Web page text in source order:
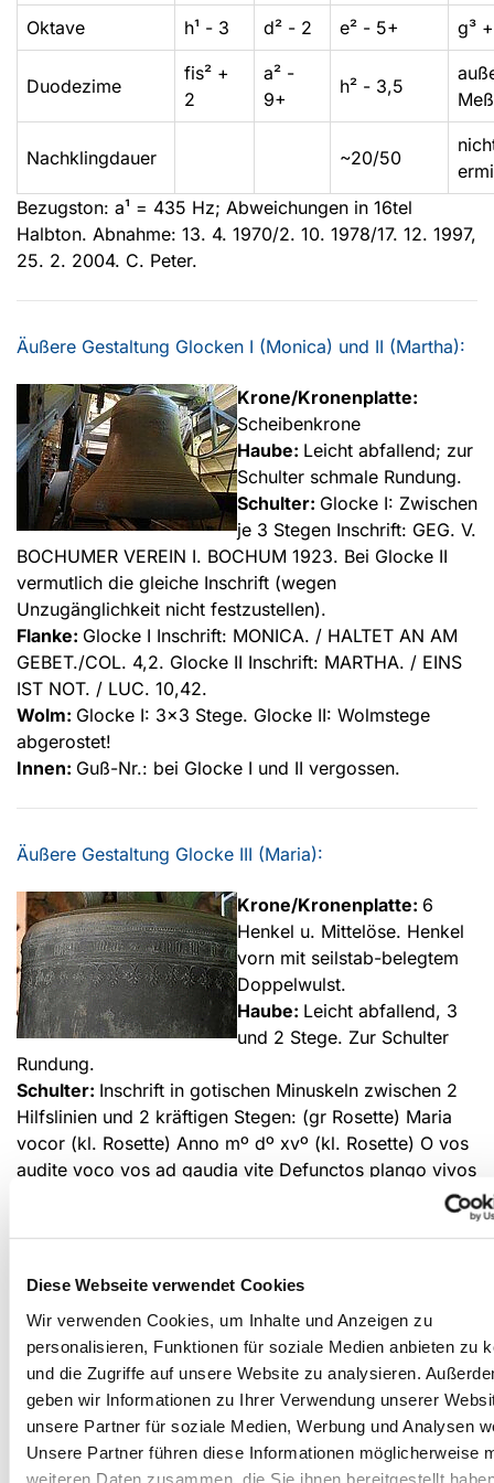
Diese Webseite verwendet Cookies
Wir verwenden Cookies, um Inhalte und Anzeigen zu
personalisieren, Funktionen für soziale Medien anbieten zu
und die Zugriffe auf unsere Website zu analysieren.
geben wir Informationen zu Ihrer Verwendung unserer
unsere Partner für soziale Medien, Werbung und Analysen
Unsere Partner führen diese Informationen möglicherweise
weiteren Daten zusammen, die Sie ihnen bereitgestellt
Oktave h¹ - 3 d² - 2 e² - 5+ g³
Duodezime
fis² +
2
a² -
9+
h² - 3,5
Nachklingdauer ~20/50
Bezugston: a¹ = 435 Hz; Abweichungen in 16tel
Halbton. Abnahme: 13. 4. 1970/2. 10. 1978/17. 12. 1997,
25. 2. 2004. C. Peter.
Äußere Gestaltung Glocken I (Monica) und II (Martha):
Krone/Kronenplatte:
Scheibenkrone
Haube: Leicht abfallend; zur
Schulter schmale Rundung.
Schulter: Glocke I: Zwischen
je 3 Stegen Inschrift: GEG. V.
BOCHUMER VEREIN I. BOCHUM 1923. Bei Glocke II
vermutlich die gleiche Inschrift (wegen
Unzugänglichkeit nicht festzustellen).
Flanke: Glocke I Inschrift: MONICA. / HALTET AN AM
GEBET./COL. 4,2. Glocke II Inschrift: MARTHA. / EINS
IST NOT. / LUC. 10,42.
Wolm: Glocke I: 3x3 Stege. Glocke II: Wolmstege
abgerostet!
Innen: Guß-Nr.: bei Glocke I und II vergossen.
Äußere Gestaltung Glocke III (Maria):
Krone/Kronenplatte: 6
Henkel u. Mittelöse. Henkel
vorn mit seilstab-belegtem
Doppelwulst.
Haube: Leicht abfallend, 3
und 2 Stege. Zur Schulter
Rundung.
Schulter: Inschrift in gotischen Minuskeln zwischen 2
Hilfslinien und 2 kräftigen Stegen: (gr Rosette) Maria
vocor (kl. Rosette) Anno mº dº xvº (kl. Rosette) O vos
audite voco vos ad gaudia vite Defunctos plango vivos
voco falgura franco [.] In der Chronik übersetzt mit:
„Maria heiss ich. O höret, ich rufe euch zu den Freuden
und breche die Blitze.“
Abschluß: Bogenfries mit stilisierten Blättern an den
Enden (wie bei Johannes v. Dortmund, die Bögen hier
besonders flach), begleitet v. dünnem Steg.
Wolm: 5 Stege, der mittlere stärker und kantig. Unterer
Rand: 3 dünne Linien. Innen: Klöppelöse ab.